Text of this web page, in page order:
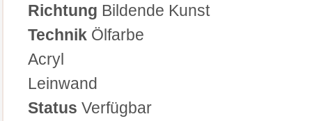
Richtung Bildende Kunst
Technik Ölfarbe
Acryl
Leinwand
Status Verfügbar